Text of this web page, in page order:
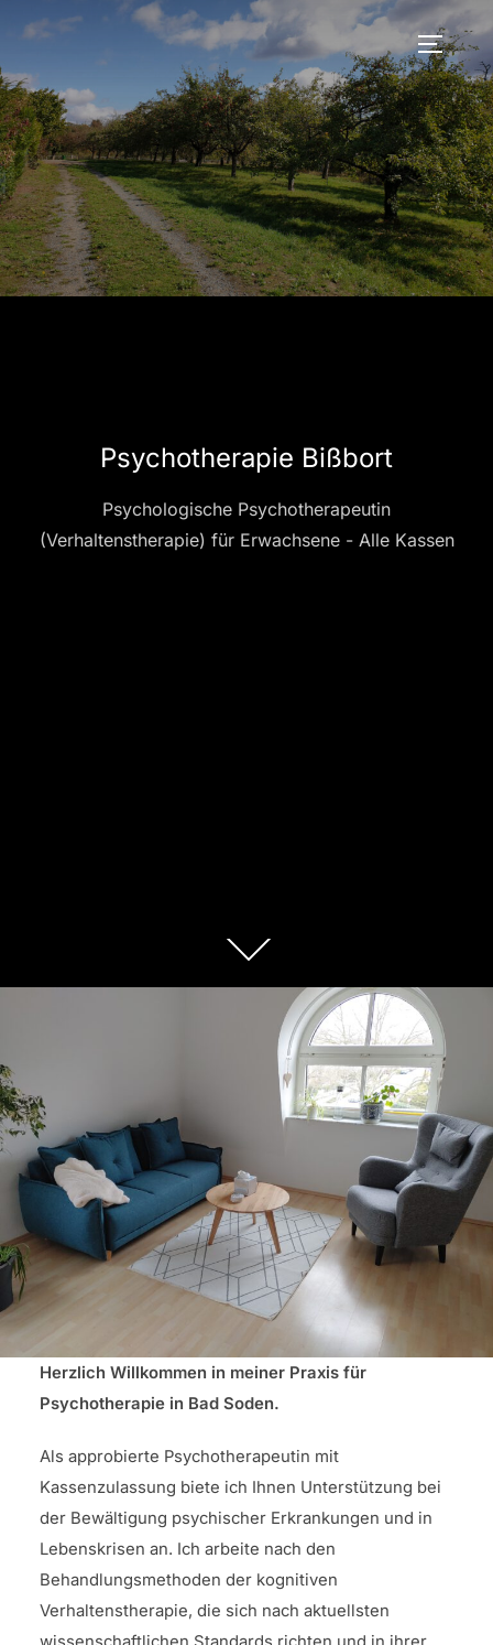
springen
Psychotherapie Bißbort
Psychologische Psychotherapeutin
(Verhaltenstherapie) für Erwachsene - Alle Kassen
Zum
Inhalt
Herzlich Willkommen in meiner Praxis für
Psychotherapie in Bad Soden.
Als approbierte Psychotherapeutin mit
Kassenzulassung biete ich Ihnen Unterstützung bei
der Bewältigung psychischer Erkrankungen und in
Lebenskrisen an. Ich arbeite nach den
Behandlungsmethoden der kognitiven
Verhaltenstherapie, die sich nach aktuellsten